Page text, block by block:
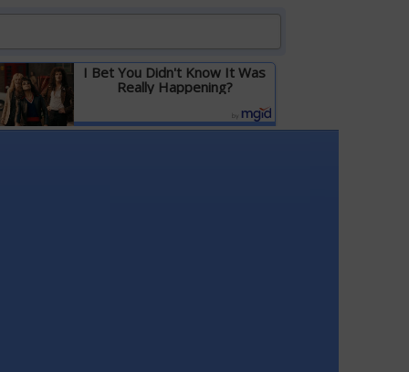
I Bet You Didn't Know It Was
Really Happening?
Детальніше